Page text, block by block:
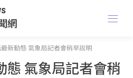
網
新動態 氣象局記者會稍早說明
態 氣象局記者會稍